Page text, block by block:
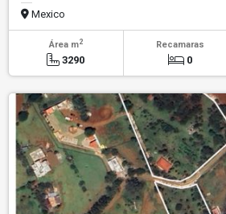
Mexico
Área m2
3290
Recamaras
0